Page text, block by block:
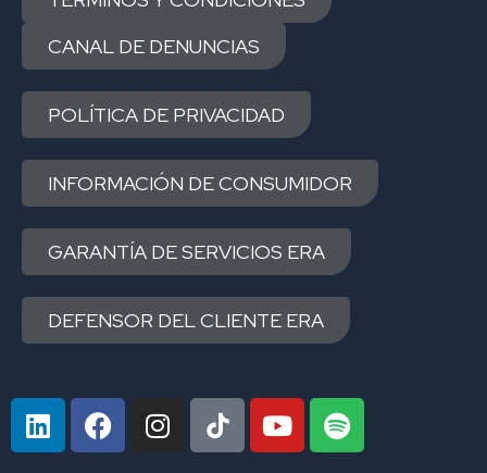
CANAL DE DENUNCIAS
POLÍTICA DE PRIVACIDAD
INFORMACIÓN DE CONSUMIDOR
GARANTÍA DE SERVICIOS ERA
DEFENSOR DEL CLIENTE ERA
L
i
F
a
I
n
Y
o
S
p